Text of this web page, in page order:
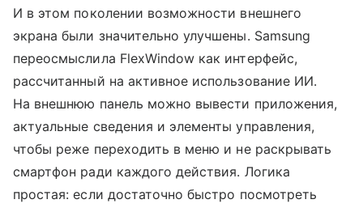
И в этом поколении возможности внешнего
экрана были значительно улучшены. Samsung
переосмыслила FlexWindow как интерфейс,
рассчитанный на активное использование ИИ.
На внешнюю панель можно вывести приложения,
актуальные сведения и элементы управления,
чтобы реже переходить в меню и не раскрывать
смартфон ради каждого действия. Логика
простая: если достаточно быстро посмотреть